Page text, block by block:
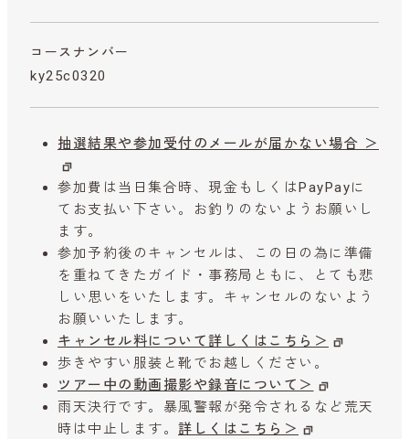
コースナンバー
ky25c0320
抽選結果や参加受付のメールが届かない場合 ＞
参加費は当日集合時、現金もしくはPayPayに
てお支払い下さい。お釣りのないようお願いし
ます。
参加予約後のキャンセルは、この日の為に準備
を重ねてきたガイド・事務局ともに、とても悲
しい思いをいたします。キャンセルのないよう
お願いいたします。
キャンセル料について詳しくはこちら＞
歩きやすい服装と靴でお越しください。
ツアー中の動画撮影や録音について＞
雨天決行です。暴風警報が発令されるなど荒天
時は中止します。 詳しくはこちら＞